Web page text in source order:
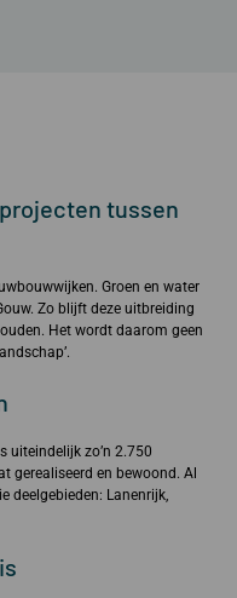
tussen
Groen en water
Zo blijft deze uitbreiding
Het wordt daarom geen
uiteindelijk zo’n 2.750
gerealiseerd en bewoond. Al
deelgebieden: Lanenrijk,